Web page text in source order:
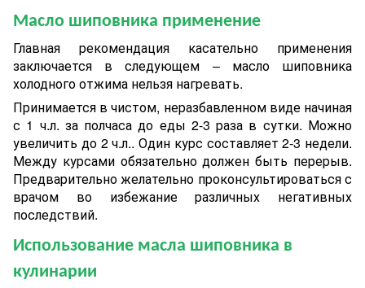
Масло шиповника применение
Главная рекомендация касательно применения
заключается в следующем – масло шиповника
холодного отжима нельзя нагревать.
Принимается в чистом, неразбавленном виде начиная
с 1 ч.л. за полчаса до еды 2-3 раза в сутки. Можно
увеличить до 2 ч.л.. Один курс составляет 2-3 недели.
Между курсами обязательно должен быть перерыв.
Предварительно желательно проконсультироваться с
врачом во избежание различных негативных
последствий.
Использование масла шиповника в
кулинарии